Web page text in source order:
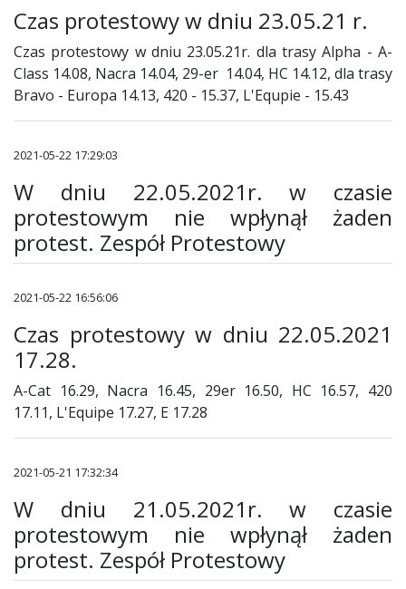
Czas protestowy w dniu 23.05.21 r.
Czas protestowy w dniu 23.05.21r. dla trasy Alpha - A-
Class 14.08, Nacra 14.04, 29-er 14.04, HC 14.12, dla trasy
Bravo - Europa 14.13, 420 - 15.37, L'Equpie - 15.43
2021-05-22 17:29:03
W dniu 22.05.2021r. w czasie
protestowym nie wpłynął żaden
protest. Zespół Protestowy
2021-05-22 16:56:06
Czas protestowy w dniu 22.05.2021
17.28.
A-Cat 16.29, Nacra 16.45, 29er 16.50, HC 16.57, 420
17.11, L'Equipe 17.27, E 17.28
2021-05-21 17:32:34
W dniu 21.05.2021r. w czasie
protestowym nie wpłynął żaden
protest. Zespół Protestowy